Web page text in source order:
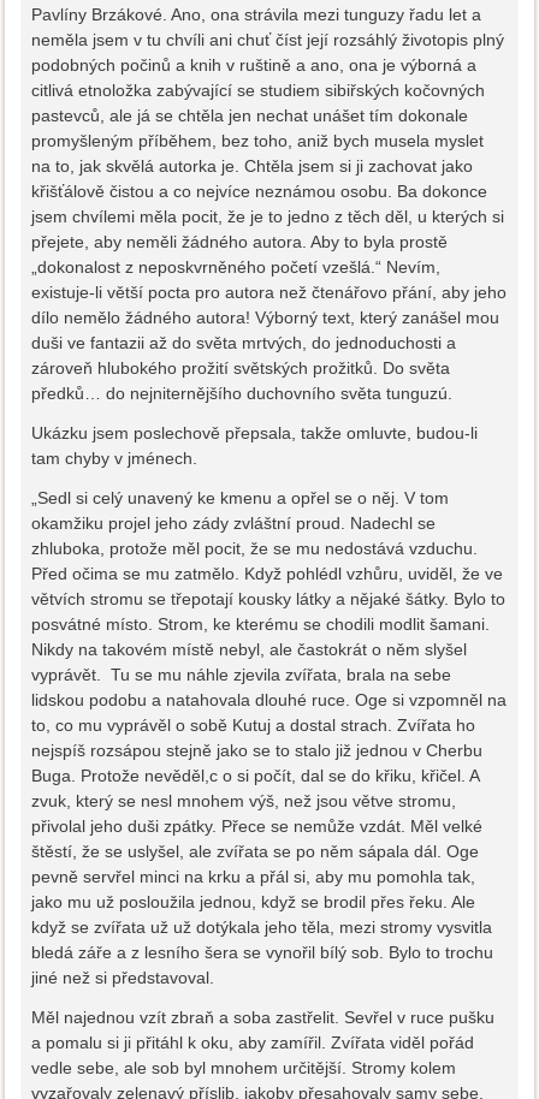
Pavlíny Brzákové. Ano, ona strávila mezi tunguzy řadu let a
neměla jsem v tu chvíli ani chuť číst její rozsáhlý životopis plný
podobných počinů a knih v ruštině a ano, ona je výborná a
citlivá etnoložka zabývající se studiem sibiřských kočovných
pastevců, ale já se chtěla jen nechat unášet tím dokonale
promyšleným příběhem, bez toho, aniž bych musela myslet
na to, jak skvělá autorka je. Chtěla jsem si ji zachovat jako
křišťálově čistou a co nejvíce neznámou osobu. Ba dokonce
jsem chvílemi měla pocit, že je to jedno z těch děl, u kterých si
přejete, aby neměli žádného autora. Aby to byla prostě
„dokonalost z neposkvrněného početí vzešlá.“ Nevím,
existuje-li větší pocta pro autora než čtenářovo přání, aby jeho
dílo nemělo žádného autora! Výborný text, který zanášel mou
duši ve fantazii až do světa mrtvých, do jednoduchosti a
zároveň hlubokého prožití světských prožitků. Do světa
předků… do nejniternějšího duchovního světa tunguzú.
Ukázku jsem poslechově přepsala, takže omluvte, budou-li
tam chyby v jménech.
„Sedl si celý unavený ke kmenu a opřel se o něj. V tom
okamžiku projel jeho zády zvláštní proud. Nadechl se
zhluboka, protože měl pocit, že se mu nedostává vzduchu.
Před očima se mu zatmělo. Když pohlédl vzhůru, uviděl, že ve
větvích stromu se třepotají kousky látky a nějaké šátky. Bylo to
posvátné místo. Strom, ke kterému se chodili modlit šamani.
Nikdy na takovém místě nebyl, ale častokrát o něm slyšel
vyprávět. Tu se mu náhle zjevila zvířata, brala na sebe
lidskou podobu a natahovala dlouhé ruce. Oge si vzpomněl na
to, co mu vyprávěl o sobě Kutuj a dostal strach. Zvířata ho
nejspíš rozsápou stejně jako se to stalo již jednou v Cherbu
Buga. Protože nevěděl,c o si počít, dal se do křiku, křičel. A
zvuk, který se nesl mnohem výš, než jsou větve stromu,
přivolal jeho duši zpátky. Přece se nemůže vzdát. Měl velké
štěstí, že se uslyšel, ale zvířata se po něm sápala dál. Oge
pevně servřel minci na krku a přál si, aby mu pomohla tak,
jako mu už posloužila jednou, když se brodil přes řeku. Ale
když se zvířata už už dotýkala jeho těla, mezi stromy vysvitla
bledá záře a z lesního šera se vynořil bílý sob. Bylo to trochu
jiné než si představoval.
Měl najednou vzít zbraň a soba zastřelit. Sevřel v ruce pušku
a pomalu si ji přitáhl k oku, aby zamířil. Zvířata viděl pořád
vedle sebe, ale sob byl mnohem určitější. Stromy kolem
vyzařovaly zelenavý příslib, jakoby přesahovaly samy sebe.